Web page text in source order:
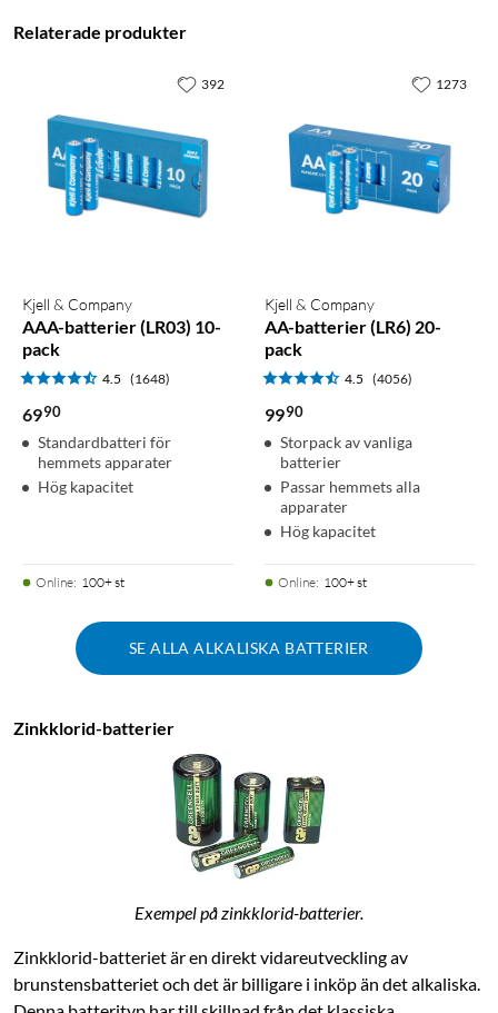
Relaterade produkter
Kjell & Company
AAA-batterier (LR03) 10-
pack
4.5 (1648)
6990
Standardbatteri för
hemmets apparater
Hög kapacitet
Online: 100+ st
392
Kjell & Company
AA-batterier (LR6) 20-
pack
4.5 (4056)
9990
Storpack av vanliga
batterier
Passar hemmets alla
apparater
Hög kapacitet
Online: 100+ st
1273
SE ALLA ALKALISKA BATTERIER
Zinkklorid-batterier
Exempel på zinkklorid-batterier.
Zinkklorid-batteriet är en direkt vidareutveckling av
brunstensbatteriet och det är billigare i inköp än det alkaliska.